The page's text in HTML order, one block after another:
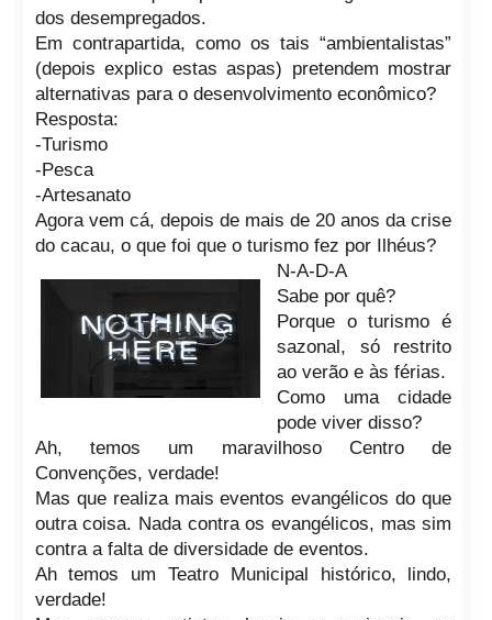
dos desempregados.
Em contrapartida, como os tais “ambientalistas”
(depois explico estas aspas) pretendem mostrar
alternativas para o desenvolvimento econômico?
Resposta:
-Turismo
-Pesca
-Artesanato
Agora vem cá, depois de mais de 20 anos da crise
do cacau, o que foi que o turismo fez por Ilhéus?
N-A-D-A
Sabe por quê?
Porque oturismo é
sazonal, só restrito
ao verão e às férias.
Como uma cidade
pode viver disso?
Ah, temos um maravilhoso Centro de
Convenções, verdade!
Mas que realiza mais eventos evangélicos do que
outra coisa. Nada contra os evangélicos, mas sim
contra a falta de diversidade de eventos.
Ah temos um Teatro Municipal histórico, lindo,
verdade!